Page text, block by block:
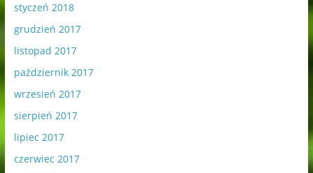
styczeń 2018
grudzień 2017
listopad 2017
październik 2017
wrzesień 2017
sierpień 2017
lipiec 2017
czerwiec 2017